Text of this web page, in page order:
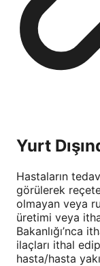
Yurt
Hastaların
görülerek
olmayan veya
üretimi veya
Bakanlığı’nca
ilaçları ithal
hasta/hasta